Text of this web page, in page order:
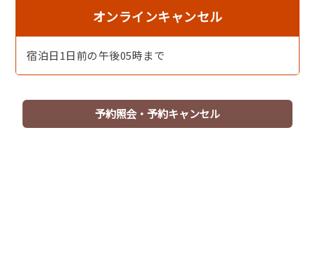
オンラインキャンセル
宿泊日1日前の午後05時まで
予約照会・予約キャンセル